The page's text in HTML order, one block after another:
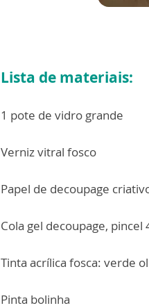
Lista de materiais:
1 pote de vidro grande
Verniz vitral fosco
Papel de decoupage
Cola gel decoupage, pincel
Tinta acrílica fosca: verde
Pinta bolinha